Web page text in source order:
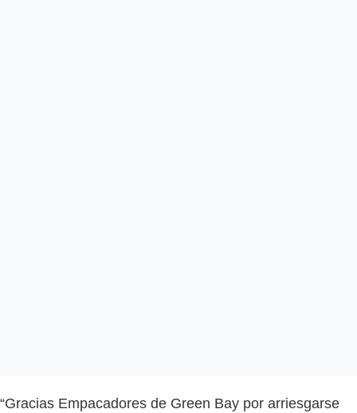
“Gracias Empacadores de Green Bay por arriesgarse